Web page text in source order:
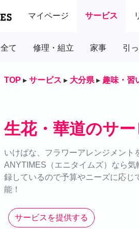
マイページ サービス
全て 修理・組立 家事 引
TOP ▸ サービス ▸ 大分県 ▸ 趣味・習
生花・華道のサー
いけばな、フラワーアレンジメント
ANYTIMES（エニタイムズ）なら
録しているので予算やニーズに応じ
能！
サービスを提供する